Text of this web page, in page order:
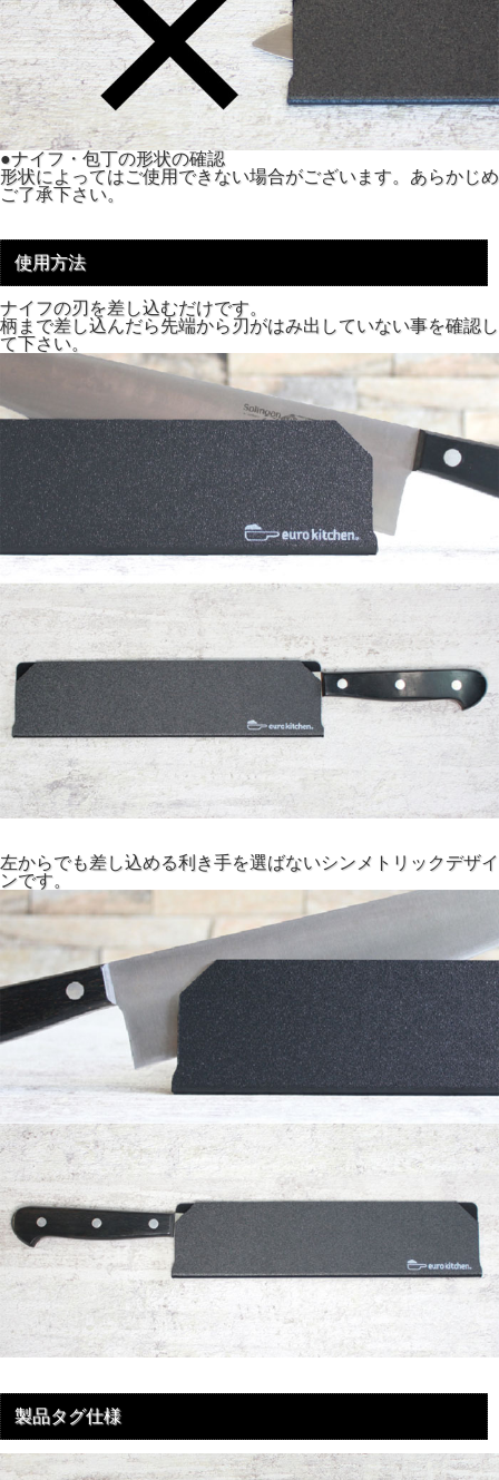
●ナイフ・包丁の形状の確認
形状によってはご使用できない場合がございます。あらかじめ
ご了承下さい。
使用方法
ナイフの刃を差し込むだけです。
柄まで差し込んだら先端から刃がはみ出していない事を確認し
て下さい。
左からでも差し込める利き手を選ばないシンメトリックデザイ
ンです。
製品タグ仕様